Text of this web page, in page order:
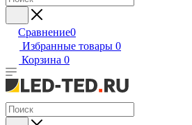
Сравнение0
Избранные товары 0
Корзина 0